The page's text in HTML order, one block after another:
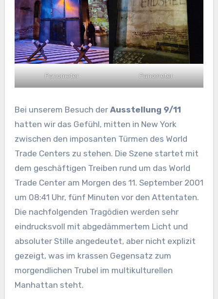
Panometer Panometer
Bei unserem Besuch der Ausstellung 9/11
hatten wir das Gefühl, mitten in New York
zwischen den imposanten Türmen des World
Trade Centers zu stehen. Die Szene startet mit
dem geschäftigen Treiben rund um das World
Trade Center am Morgen des 11. September 2001
um 08:41 Uhr, fünf Minuten vor den Attentaten.
Die nachfolgenden Tragödien werden sehr
eindrucksvoll mit abgedämmertem Licht und
absoluter Stille angedeutet, aber nicht explizit
gezeigt, was im krassen Gegensatz zum
morgendlichen Trubel im multikulturellen
Manhattan steht.